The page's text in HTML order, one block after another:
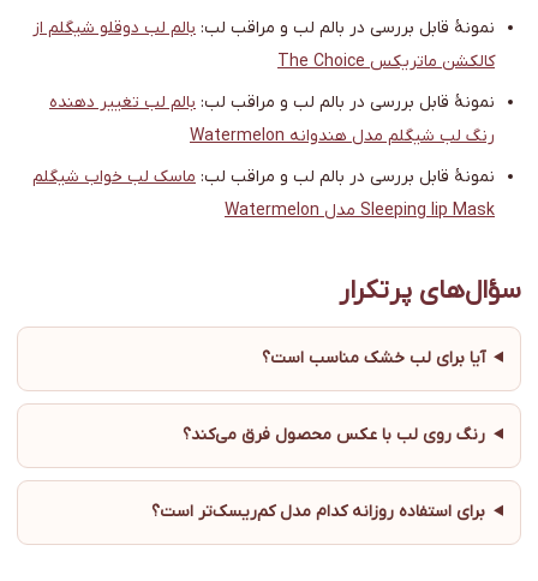
نمونهٔ قابل بررسی در بالم لب و مراقب لب: بالم لب دوقلو شیگلم از
کالکشن ماتریکس The Choice
نمونهٔ قابل بررسی در بالم لب و مراقب لب: بالم لب تغییر دهنده
رنگ لب شیگلم مدل هندوانه Watermelon
نمونهٔ قابل بررسی در بالم لب و مراقب لب: ماسک لب خواب شیگلم
Sleeping lip Mask مدل Watermelon
سؤال‌های پرتکرار
آیا برای لب خشک مناسب است؟
رنگ روی لب با عکس محصول فرق می‌کند؟
برای استفاده روزانه کدام مدل کم‌ریسک‌تر است؟